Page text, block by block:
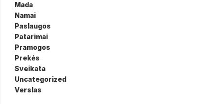
Mada
Namai
Paslaugos
Patarimai
Pramogos
Prekės
Sveikata
Uncategorized
Verslas